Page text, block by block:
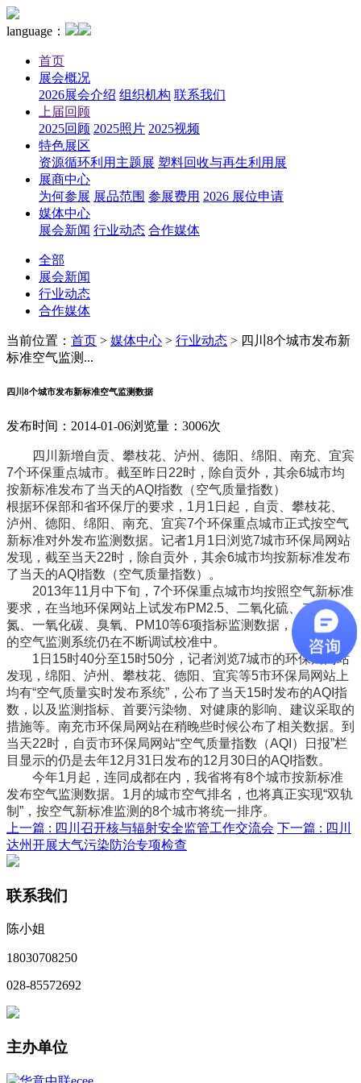
language：
首页
展会概况
2026展会介绍 组织机构 联系我们
上届回顾
2025回顾 2025照片 2025视频
特色展区
资源循环利用主题展 塑料回收与再生利用展
展商中心
为何参展 展品范围 参展费用 2026 展位申请
媒体中心
展会新闻 行业动态 合作媒体
全部
展会新闻
行业动态
合作媒体
当前位置： 首页 > 媒体中心 > 行业动态 > 四川8个城市发布新
标准空气监测...
四川8个城市发布新标准空气监测数据
发布时间：2014-01-06浏览量：3006次
四川新增自贡、攀枝花、泸州、德阳、绵阳、南充、宜宾
7个环保重点城市。截至昨日22时，除自贡外，其余6城市均
按新标准发布了当天的AQI指数（空气质量指数）
根据环保部和省环保厅的要求，1月1日起，自贡、攀枝花、
泸州、德阳、绵阳、南充、宜宾7个环保重点城市正式按空气
新标准对外发布监测数据。记者1月1日浏览7城市环保局网站
发现，截至当天22时，除自贡外，其余6城市均按新标准发布
了当天的AQI指数（空气质量指数）。
2013年11月中下旬，7个环保重点城市均按照空气新标准
要求，在当地环保网站上试发布PM2.5、二氧化硫、二氧化
氮、一氧化碳、臭氧、PM10等6项指标监测数据，此后各地
的空气监测系统仍在不断调试校准中。
1日15时40分至15时50分，记者浏览7城市的环保局网站
发现，绵阳、泸州、攀枝花、德阳、宜宾等5市环保局网站上
均有“空气质量实时发布系统”，公布了当天15时发布的AQI指
数，以及监测指标、首要污染物、对健康的影响、建议采取的
措施等。南充市环保局网站在稍晚些时候公布了相关数据。到
当天22时，自贡市环保局网站“空气质量指数（AQI）日报”栏
目显示的仍是去年12月31日发布的12月30日的AQI指数。
今年1月起，连同成都在内，我省将有8个城市按新标准
发布空气监测数据。1月的城市空气排名，也将真正实现“双轨
制”，按空气新标准监测的8个城市将统一排序。
上一篇 : 四川召开核与辐射安全监管工作交流会 下一篇 : 四川
达州开展大气污染防治专项检查
联系我们
陈小姐
18030708250
028-85572692
主办单位